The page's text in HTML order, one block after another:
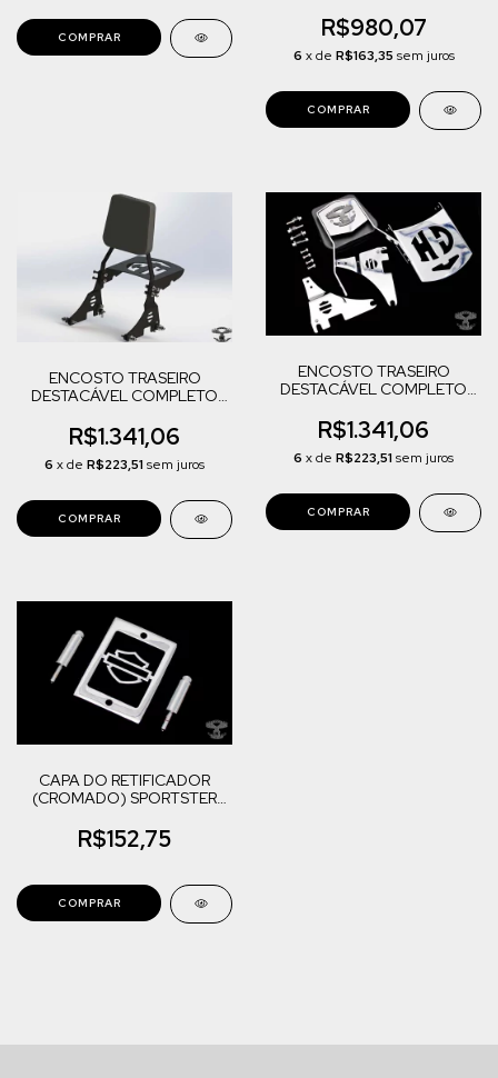
R$980,07
6 x de R$163,35 sem juros
ENCOSTO TRASEIRO
DESTACÁVEL COMPLETO
883/XL 1200
R$1.341,06
6 x de R$223,51 sem juros
ENCOSTO TRASEIRO
DESTACÁVEL COMPLETO
883/ XL1200
R$1.341,06
6 x de R$223,51 sem juros
CAPA DO RETIFICADOR
(CROMADO) SPORTSTER
R$152,75
COMPRAR